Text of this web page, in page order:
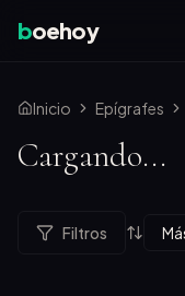
boehoy
Inicio Epígrafes
Cargando...
Filtros